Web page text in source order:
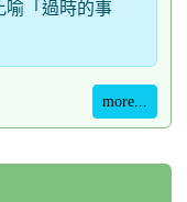
喻「過時的事
more...